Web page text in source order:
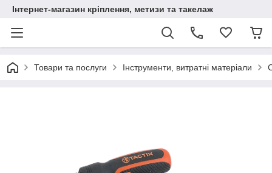
Інтернет-магазин кріплення, метизи та такелаж
Товари та послуги Інструменти, витратні матеріали